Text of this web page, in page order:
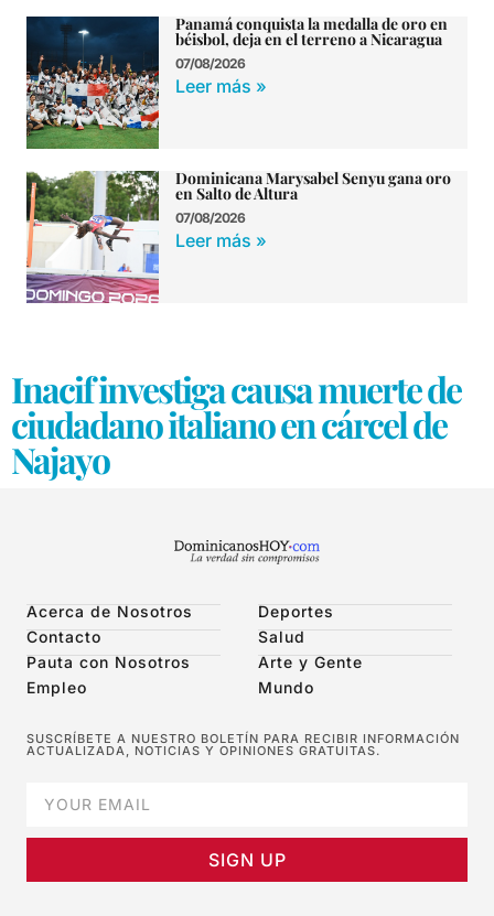
Panamá conquista la medalla de oro en
béisbol, deja en el terreno a Nicaragua
07/08/2026
Leer más »
Dominicana Marysabel Senyu gana oro
en Salto de Altura
07/08/2026
Leer más »
Inacif investiga causa muerte de
ciudadano italiano en cárcel de
Najayo
Acerca de Nosotros
Contacto
Pauta con Nosotros
Empleo
Deportes
Salud
Arte y Gente
Mundo
SUSCRÍBETE A NUESTRO BOLETÍN PARA RECIBIR INFORMACIÓN
ACTUALIZADA, NOTICIAS Y OPINIONES GRATUITAS.
SIGN UP